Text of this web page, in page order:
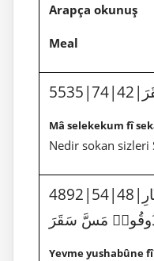
Arapça okunuş
Meal
Mâ selekekum fî
Nedir sokan sizleri
4892|54|48|يَوْمَ يُسْحَبُونَ فِى ٱلنَّارِ
مَسَّ سَقَرَ
Yevme yushabûne